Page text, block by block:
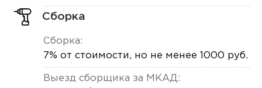
Сборка
Сборка:
7% от стоимости, но не менее 1000 руб.
Выезд сборщика за МКАД: